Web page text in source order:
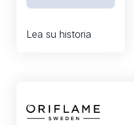
Lea su historia